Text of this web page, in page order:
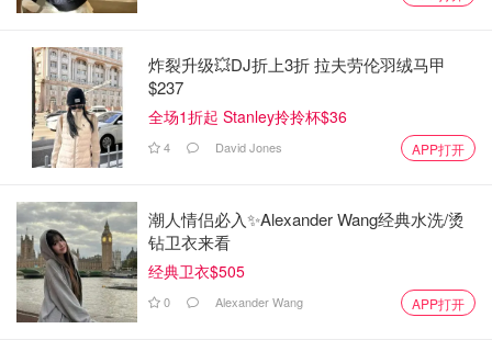
炸裂升级💥DJ折上3折 拉夫劳伦羽绒马甲
$237
全场1折起 Stanley拎拎杯$36
4 David Jones APP打开
潮人情侣必入✨Alexander Wang经典水洗/烫
钻卫衣来看
经典卫衣$505
0 Alexander Wang APP打开